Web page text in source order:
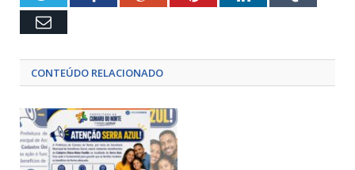
Email
CONTEÚDO RELACIONADO